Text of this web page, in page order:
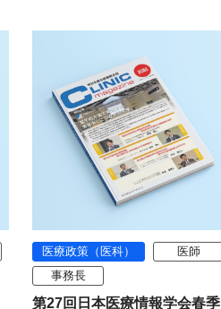
医療政策（医科）
医師
事務長
第27回日本医療情報学会春季